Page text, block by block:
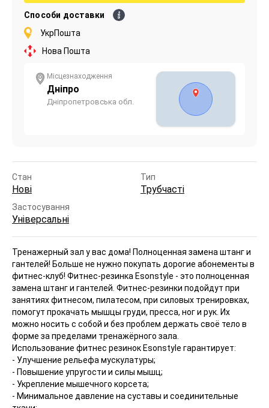
Способи доставки
УкрПошта
Нова Пошта
Місцезнаходження
Дніпро
Дніпропетровська обл.
Стан
Нові
Тип
Трубчасті
Застосування
Універсальні
Тренажерный зал у вас дома! Полноценная замена штанг и
гантелей! Больше не нужно покупать дорогие абонементы в
фитнес-клуб! Фитнес-резинка Esonstyle - это полноценная
замена штанг и гантелей. Фитнес-резинки подойдут при
занятиях фитнесом, пилатесом, при силовых тренировках,
помогут прокачать мышцы груди, пресса, ног и рук. Их
можно носить с собой и без проблем держать своё тело в
форме за пределами тренажёрного зала.
Использование фитнес резинок Esonstyle гарантирует:
- Улучшение рельефа мускулатуры;
- Повышение упругости и силы мышц;
- Укрепление мышечного корсета;
- Минимальное давление на суставы и соединительные